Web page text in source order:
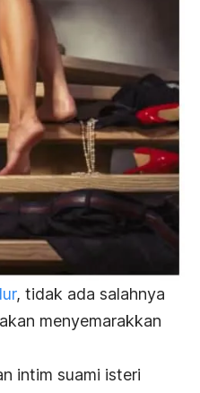
, tidak ada salahnya
menyemarakkan
intim suami isteri